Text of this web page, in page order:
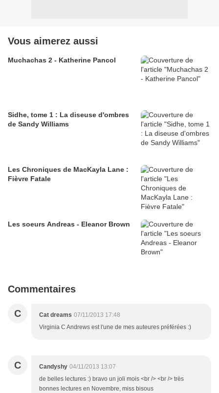
Vous aimerez aussi
Muchachas 2 - Katherine Pancol
Sidhe, tome 1 : La diseuse d'ombres
de Sandy Williams
Les Chroniques de MacKayla Lane :
Fièvre Fatale
Les soeurs Andreas - Eleanor Brown
Commentaires
C Cat dreams 07/11/2013 17:48
Virginia C Andrews est l'une de mes auteures préférées :)
C Candyshy 04/11/2013 13:07
de belles lectures :) bravo un joli mois <br /> <br /> très
bonnes lectures en Novembre, miss bisous